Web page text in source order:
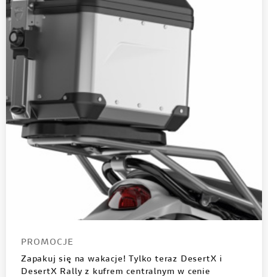
PROMOCJE
Zapakuj się na wakacje! Tylko teraz DesertX i
DesertX Rally z kufrem centralnym w cenie